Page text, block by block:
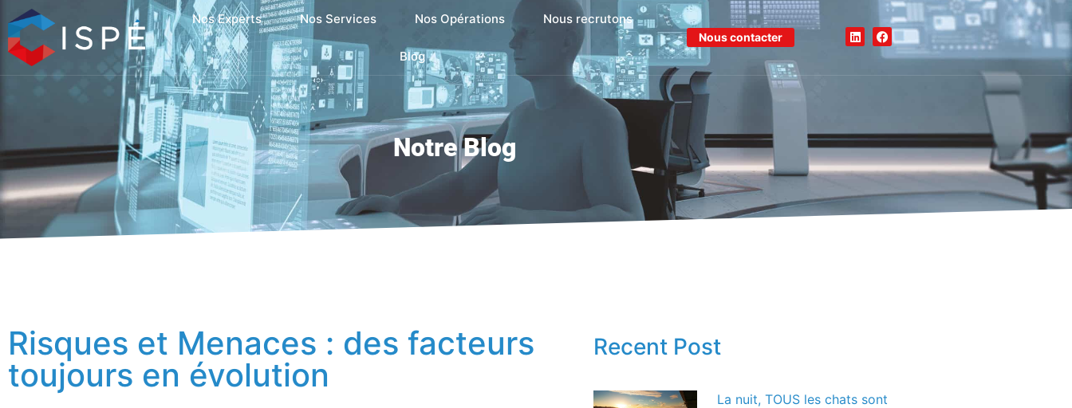
Nos Experts Nos Services Nos Opérations Nous recrutons
Blog
Nous contacter
Notre Blog
Risques et Menaces : des facteurs
toujours en évolution
Recent Post
La nuit, TOUS les chats sont